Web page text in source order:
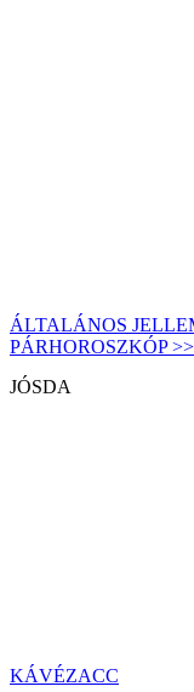
ÁLTALÁNOS
PÁRHOROSZKÓP >>
JÓSDA
KÁVÉZACC